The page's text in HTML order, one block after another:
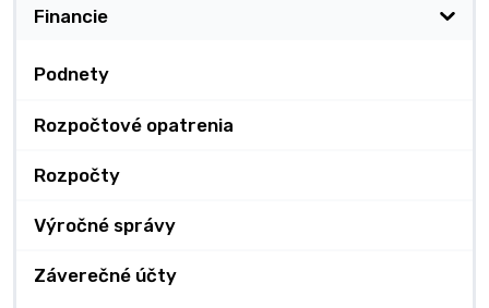
Financie
Podnety
Rozpočtové opatrenia
Rozpočty
Výročné správy
Záverečné účty